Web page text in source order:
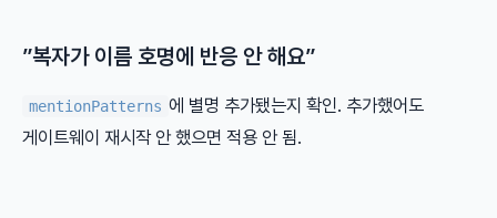
”복자가 이름 호명에 반응 안 해요”
mentionPatterns 에 별명 추가됐는지 확인. 추가했어도
게이트웨이 재시작 안 했으면 적용 안 됨.